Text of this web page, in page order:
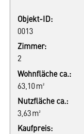
Objekt-ID:
0013
Zimmer:
2
Wohnfläche ca.:
63,10 m²
Nutzfläche ca.:
3,63 m²
Kaufpreis: